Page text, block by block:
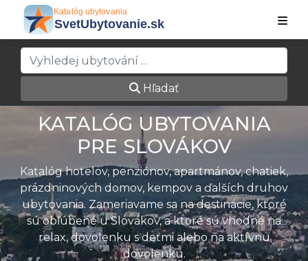
Hľadať
KATALÓG UBYTOVANIA
PRE SLOVÁKOV
Katalóg hotelov, penziónov, apartmánov, chatiek,
prázdninových domov, kempov a ďalších druhov
ubytovania. Zameriavame sa na destinácie, ktoré
sú obľúbené u Slovákov, a ktoré sú vhodné na
relax, dovolenku s deťmi alebo na aktívnu
dovolenku.